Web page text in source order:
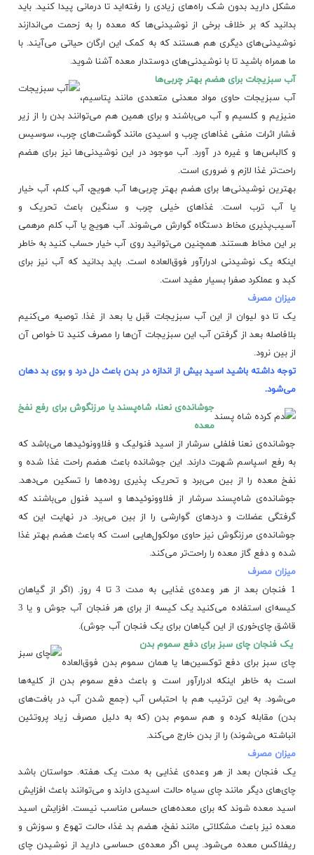
مشکل دارید بدون شک راه‌های زیادی را رفته‌اید تا درمانی پیدا کنید. باید
بدانید که بر خلاف برخی از نوشیدنی‌ها که معده را به زحمت می‌اندازند
نوشیدنی‌های دیگری هم هستند که به کمک این ارگان حیاتی می‌آیند. با
ما همراه باشید تا با نوشیدنی‌های دوستدار معده آشنا شوید.
آب سبزیجات برای هضم بهتر چربی‌ها
آب سبزیجات حاوی مواد معدنی متعددی مانند پتاسیم،
منیزیم و کلسیم و آب می‌باشند و برای همین هم می‌توانند بدن را از زیر
فشار اثرات منفی غذاهای چرب و اسیدی مانند گوشت‌های چرب، سوسیس
و کالباس‌ها و غیره در آورد. آب موجود در این نوشیدنی‌ها نیز برای هضم
راحت‌تر غذا لازم و ضروری است.
بهترین نوشیدنی‌ها برای هضم بهتر چربی‌ها آب هویج، آب کلم، آب خیار
یا آب ترب است. غذاهای خیلی چرب و سنگین باعث تحریک و
آسیب‌پذیری مخاط دستگاه گوارش می‌شوند. آب هویج یا آب کلم مرهمی
بر این مخاط هستند. همچنین می‌توانید روی آب خیار حساب کنید به خاطر
اینکه یک نوشیدنی ادرارآور فوق‌العاده است. باید بدانید که آب نیز برای
کبد و عملکرد صفرا بسیار مفید است.
میزان مصرف
یک تا دو لیوان از این آب سبزیجات قبل یا بعد از غذا. توصیه می‌کنیم
بلافاصله بعد از گرفتن آب این سبزیجات آن‌ها را مصرف کنید تا خواص آن
از بین نرود.
توجه داشته باشید اسید بیش از اندازه در بدن باعث دل درد و بوی بد دهان
می‌شود.
جوشانده‌ی نعنا، شاه‌پسند یا مرزنگوش برای رفع نفخ
معده
جوشانده‌ی نعنا فلفلی سرشار از اسید فنولیک و فلاوونوئیدها می‌باشد که
به رفع اسپاسم شهرت دارند. این جوشانده باعث هضم راحت غذا شده و
نفخ معده را از بین می‌برد وتحریک پذیری روده‌ها را تسکین می‌دهد.
جوشانده‌ی شاه‌پسند سرشار از فلاوونوئیدها و اسید فنول می‌باشند که
گرفتگی عضلات و دردهای گوارشی را از بین می‌برد. در نهایت این که
جوشانده‌ی مرزنگوش نیز حاوی مولکول‌هایی است که باعث هضم بهتر غذا
شده و دفع گاز معده را راحت‌تر می‌کند.
میزان مصرف
1 فنجان بعد از هر وعده‌ی غذایی به مدت 3 تا 4 روز. (اگر از گیاهان
کیسه‌ای استفاده می‌کنید یک کیسه از برای هر فنجان آب جوش و یا 3
قاشق چای‌خوری از این گیاهان برای یک فنجان آب جوش).
یک فنجان چای سبز برای دفع سموم بدن
چای سبز برای دفع توکسین‌ها یا همان سموم بدن فوق‌العاده
است به خاطر اینکه ادرارآور است و باعث دفع سموم بدن از کلیه‌ها
می‌شود. به این ترتیب هم با احتباس آب (جمع شدن آب در بافت‌های
بدن) مقابله کرده و هم سموم بدن (که به دلیل مصرف زیاد پروتئین
انباشته می‌شوند) را از بدن خارج می‌کند.
میزان مصرف
یک فنجان بعد از هر وعده‌ی غذایی به مدت یک هفته. حواستان باشد
چای‌های دیگر مانند چای سیاه حالت اسیدی دارند و می‌توانند باعث افزایش
اسید معده شوند که برای معده‌های حساس مناسب نیست. افزایش اسید
معده نیز باعث مشکلاتی مانند نفخ، هضم بد غذا، حالت تهوع و سوزش و
ریفلاکس معده می‌شود. پس اگر معده‌ی حساسی دارید از نوشیدن چای